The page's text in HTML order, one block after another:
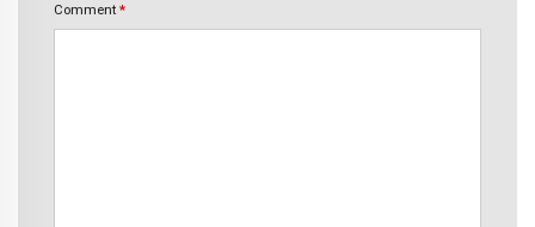
Comment *